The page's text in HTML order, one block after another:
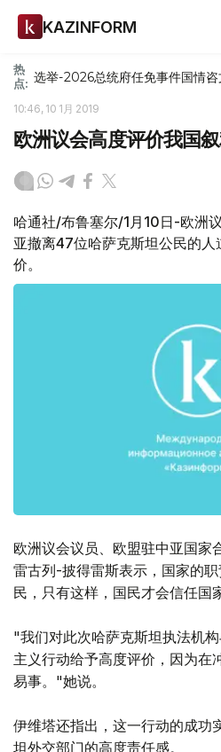
KAZINFORM
热
点: 选举-2026总统府任免事件国情咨
10:46, 10 1月 2019
欧洲议会高度评价我国
哈通社/布鲁塞尔/1月10日-欧洲
亚撤离47位哈萨克斯坦公民的
价。
欧洲议会议员、欧盟驻中亚国家
雷古列-披得雷斯表示，国家的
民，只有这样，国民才会信任国
"我们对此次哈萨克斯坦执法机
主义行动给予高度评价，因为在
易事。"她说。
伊维塔还指出，这一行动的成功
坦外交部门的高度责任感。